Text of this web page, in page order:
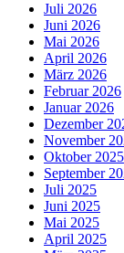
Juli 2026
Juni 2026
Mai 2026
April 2026
März 2026
Februar 2026
Januar 2026
Dezember
November
Oktober 2025
September
Juli 2025
Juni 2025
Mai 2025
April 2025